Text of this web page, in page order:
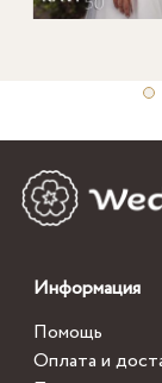
Информация
Помощь
Оплата и